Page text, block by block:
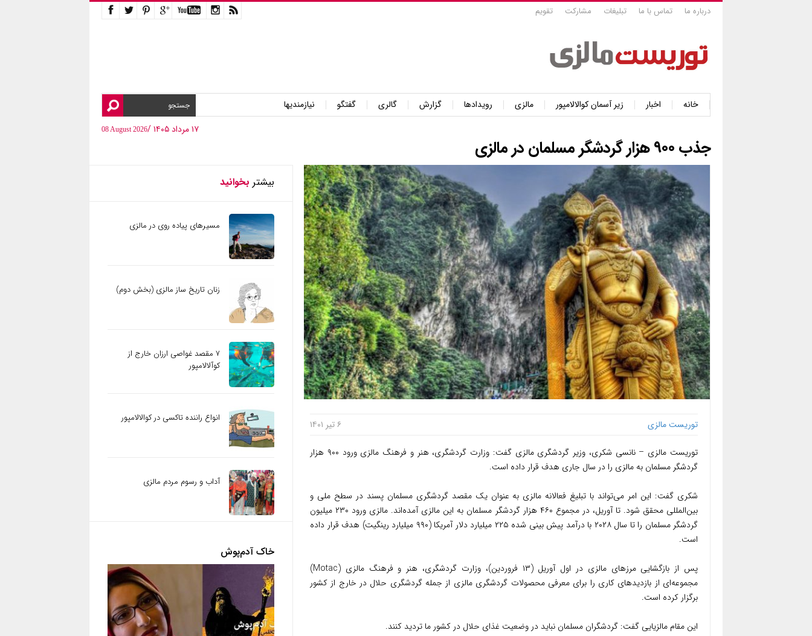
درباره ما تماس با ما تبلیغات مشارکت تقویم
خانه اخبار زیر آسمان کوالالامپور مالزی رویدادها گزارش گالری گفتگو
نیازمندیها
۱۷ مرداد ۱۴۰۵ /
08 August 2026
جذب ۹۰۰ هزار گردشگر مسلمان در مالزی
توریست مالزی ۶ تیر ۱۴۰۱
توریست مالزی – نانسی شکری، وزیر گردشگری مالزی گفت: وزارت گردشگری، هنر و فرهنگ مالزی ورود ۹۰۰ هزار
گردشگر مسلمان به مالزی را در سال جاری هدف قرار داده است.
شکری گفت: این امر می‌تواند با تبلیغ فعالانه مالزی به عنوان یک مقصد گردشگری مسلمان پسند در سطح ملی و
بین‌المللی محقق شود. تا آوریل، در مجموع ۴۶۰ هزار گردشگر مسلمان به این مالزی آمده‌اند. مالزی ورود ۲۳۰ میلیون
گردشگر مسلمان را تا سال ۲۰۲۸ با درآمد پیش بینی شده ۲۲۵ میلیارد دلار آمریکا (۹۹۰ میلیارد رینگیت) هدف قرار داده
است.
پس از بازگشایی مرزهای مالزی در اول آوریل (۱۳ فروردین)، وزارت گردشگری، هنر و فرهنگ مالزی (Motac)
مجموعه‌ای از بازدیدهای کاری را برای معرفی محصولات گردشگری مالزی از جمله گردشگری حلال در خارج از کشور
برگزار کرده است.
این مقام مالزیایی گفت: گردشگران مسلمان نباید در وضعیت غذای حلال در کشور ما تردید کنند.
بیشتر بخوانید
مسیرهای پیاده روی در مالزی
زنان تاریخ ساز مالزی (بخش دوم)
۷ مقصد غواصی ارزان خارج از
کوآلالامپور
انواع راننده تاکسی در کوالالامپور
آداب و رسوم مردم مالزی
خاک آدم‌پوش